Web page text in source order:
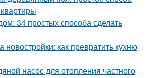
34 простых способа сделать
новостройки: как превратить кухню
насос для отопления частного